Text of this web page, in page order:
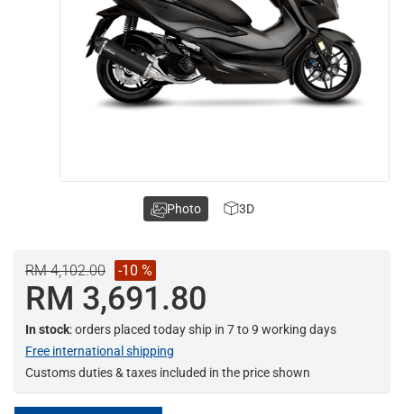
RM 4,102.00 -10 %
RM 3,691.80
In stock: orders placed today ship in 7 to 9 working days
Free international shipping
Customs duties & taxes included in the price shown
Photo 3D